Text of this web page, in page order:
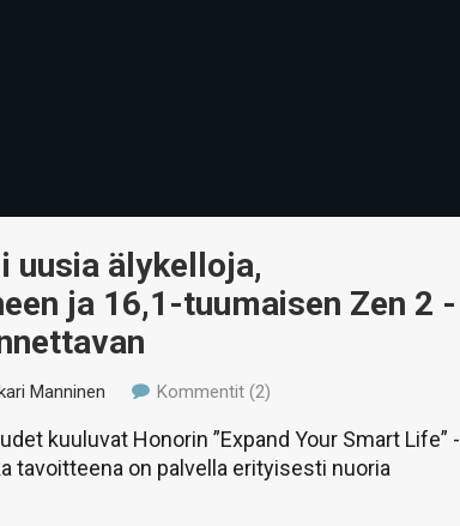
uusia älykelloja,
ja 16,1-tuumaisen Zen 2 -
Manninen Kommentit (2)
kuuluvat Honorin ”Expand Your Smart Life” -
tavoitteena on palvella erityisesti nuoria